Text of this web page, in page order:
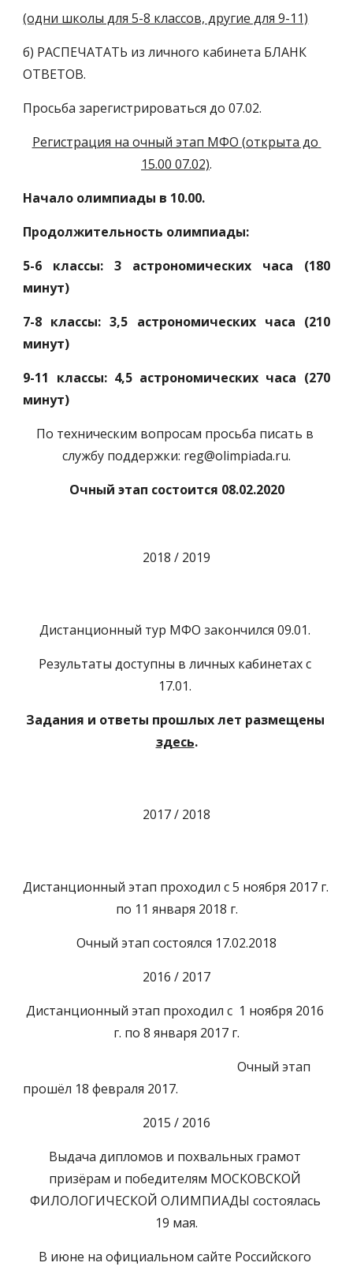
(одни школы для 5-8 классов, другие для 9-11)
б) РАСПЕЧАТАТЬ из личного кабинета БЛАНК
ОТВЕТОВ.
Просьба зарегистрироваться до 07.02.
Регистрация на очный этап МФО (открыта до
15.00 07.02).
Начало олимпиады в 10.00.
Продолжительность олимпиады:
5-6 классы: 3 астрономических часа (180
минут)
7-8 классы: 3,5 астрономических часа (210
минут)
9-11 классы: 4,5 астрономических часа (270
минут)
По техническим вопросам просьба писать в
службу поддержки: reg@olimpiada.ru.
Очный этап состоится 08.02.2020
2018 / 2019
Дистанционный тур МФО закончился 09.01.
Результаты доступны в личных кабинетах с
17.01.
здесь.
2017 / 2018
Дистанционный этап проходил с 5 ноября 2017 г.
по 11 января 2018 г.
Очный этап состоялся 17.02.2018
2016 / 2017
Дистанционный этап проходил с  1 ноября 2016
г. по 8 января 2017 г.
                                                                    Очный этап
прошёл 18 февраля 2017.
2015 / 2016
Выдача дипломов и похвальных грамот
призёрам и победителям МОСКОВСКОЙ
ФИЛОЛОГИЧЕСКОЙ ОЛИМПИАДЫ состоялась
19 мая.
В июне на официальном сайте Российского